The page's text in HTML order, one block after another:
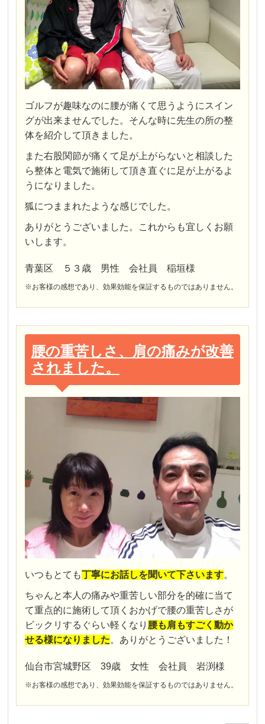
ゴルフが趣味なのに腰が痛くて思うようにスイン
グが出来ませんでした。そんな時に先生の所の整
体を紹介して頂きました。
また右股関節が痛くて足が上がらないと相談した
ら整体と電気で施術して頂き直ぐに足が上がるよ
うになりました。
狐につままれたような感じでした。
ありがとうございました。これからも宜しくお願
いします。
青葉区 ５３歳 男性 会社員 稲垣様
※お客様の感想であり、効果効能を保証するものではありません。
腰の重苦しさ、肩の痛みが改善
されました。
いつもとても丁寧にお話しを聞いて下さいます。
ちゃんと本人の痛みや重苦しい部分を的確に当て
て重点的に施術して頂くおかげで腰の重苦しさが
ビックリするぐらい軽くなり 腰も肩もすごく動か
せる様になりました。ありがとうございました！
仙台市宮城野区 39歳 女性 会社員 岩渕様
※お客様の感想であり、効果効能を保証するものではありません。